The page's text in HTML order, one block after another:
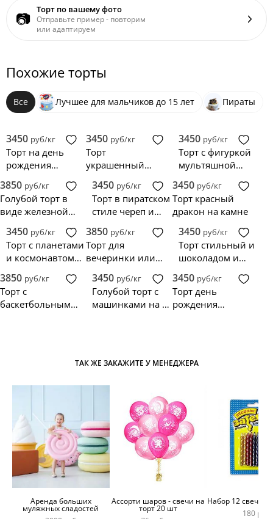
📷 Торт по вашему фото
Отправьте пример - повторим
или адаптируем
Похожие торты
Все Лучшее для мальчиков до 15 лет Пираты
3450 руб/кг
Торт на день
рождения
футболисту
3450 руб/кг
Торт
украшенный
мальчика
3450 руб/кг
Торт с фигуркой
мультяшной
звездами
3850 руб/кг
Голубой торт в
виде железной
паровозиком и
вагончиками
3450 руб/кг
Торт в пиратском
стиле череп и
3450 руб/кг
Торт красный
дракон на камне
3450 руб/кг
Торт с планетами
и космонавтом
3850 руб/кг
Торт для
вечеринки или
виде Оскара
3450 руб/кг
Торт стильный и
шоколадом и
3850 руб/кг
Торт с
баскетбольным
3450 руб/кг
Голубой торт с
машинками на 1
3450 руб/кг
Торт день
рождения
ТАК ЖЕ ЗАКАЖИТЕ У МЕНЕДЖЕРА
Аренда больших
муляжных сладостей
Ассорти шаров - свечи на
торт 20 шт
Набор 12 свечей
180 руб